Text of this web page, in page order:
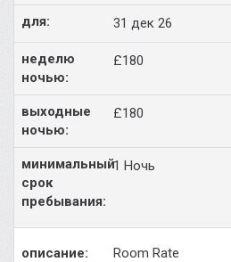
31 дек 26
£180
£180
1 Ночь
Room Rate